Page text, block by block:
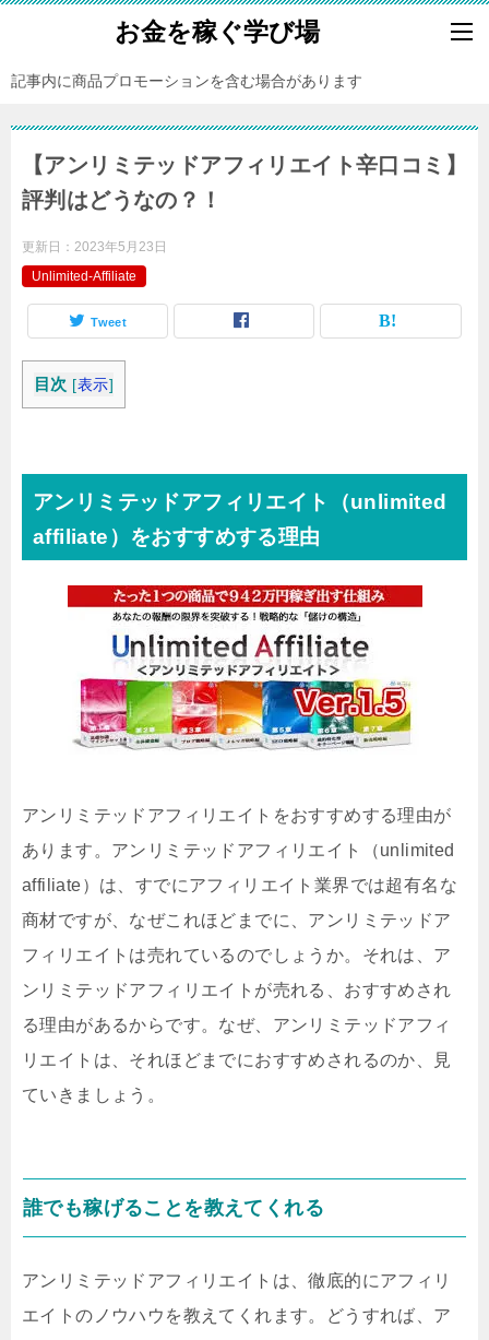
お金を稼ぐ学び場
記事内に商品プロモーションを含む場合があります
【アンリミテッドアフィリエイト辛口コミ】
評判はどうなの？！
更新日： 2023年5月23日
Unlimited-Affiliate
Tweet
目次 [表示]
アンリミテッドアフィリエイト（unlimited
affiliate）をおすすめする理由
アンリミテッドアフィリエイトをおすすめする理由が
あります。アンリミテッドアフィリエイト（unlimited
affiliate）は、すでにアフィリエイト業界では超有名な
商材ですが、なぜこれほどまでに、アンリミテッドア
フィリエイトは売れているのでしょうか。それは、ア
ンリミテッドアフィリエイトが売れる、おすすめされ
る理由があるからです。なぜ、アンリミテッドアフィ
リエイトは、それほどまでにおすすめされるのか、見
ていきましょう。
誰でも稼げることを教えてくれる
アンリミテッドアフィリエイトは、徹底的にアフィリ
エイトのノウハウを教えてくれます。どうすれば、ア